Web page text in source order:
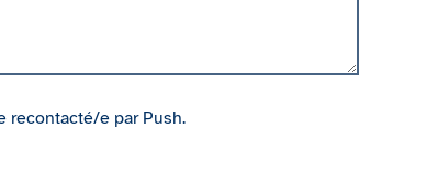
recontacté/e par Push.